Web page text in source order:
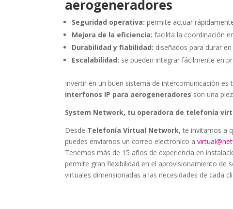
aerogeneradores
Seguridad operativa: permite actuar
Mejora de la eficiencia: facilita la coordinación
Durabilidad y fiabilidad: diseñados para durar
Escalabilidad: se pueden integrar fácilmente en
Invertir en un buen sistema de intercomunicación
interfonos IP para aerogeneradores son una
System Network, tu operadora de telefonía
Desde Telefonía Virtual Network, te invitamos a
puedes enviarnos un correo electrónico a
Tenemos más de 15 años de experiencia en
permite gran flexibilidad en el aprovisionamiento de
virtuales dimensionadas a las necesidades de cada